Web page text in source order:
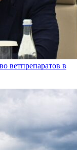
ветпрепаратов в